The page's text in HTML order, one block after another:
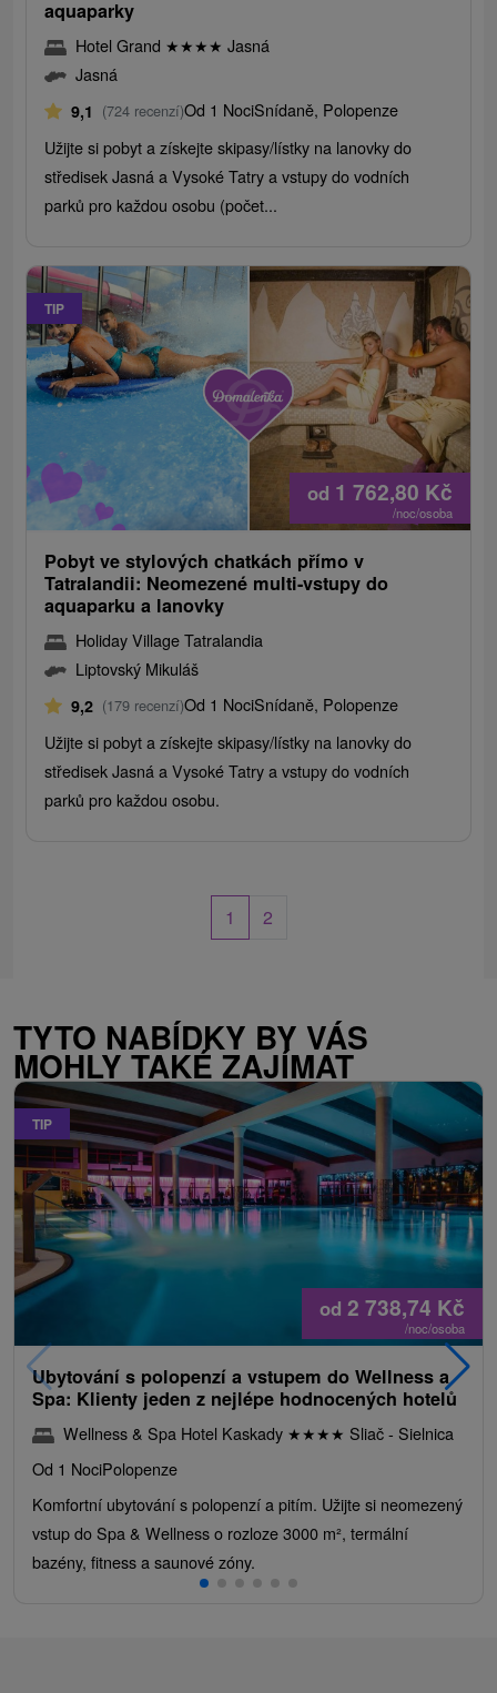
aquaparky
Hotel Grand ★★★★ Jasná
Jasná
9,1 (724 recenzí)Od 1 NociSnídaně, Polopenze
Užijte si pobyt a získejte skipasy/lístky na lanovky do
středisek Jasná a Vysoké Tatry a vstupy do vodních
parků pro každou osobu (počet...
TIP
od 1 762,80 Kč
/noc/osoba
Pobyt ve stylových chatkách přímo v
Tatralandii: Neomezené multi-vstupy do
aquaparku a lanovky
Holiday Village Tatralandia
Liptovský Mikuláš
9,2 (179 recenzí)Od 1 NociSnídaně, Polopenze
Užijte si pobyt a získejte skipasy/lístky na lanovky do
středisek Jasná a Vysoké Tatry a vstupy do vodních
parků pro každou osobu.
1 2
TYTO NABÍDKY BY VÁS
MOHLY TAKÉ ZAJÍMAT
TIP
od 2 738,74 Kč
/noc/osoba
Ubytování s polopenzí a vstupem do Wellness a
Spa: Klienty jeden z nejlépe hodnocených hotelů
Wellness & Spa Hotel Kaskady ★★★★ Sliač - Sielnica
Od 1 NociPolopenze
Komfortní ubytování s polopenzí a pitím. Užijte si neomezený
vstup do Spa & Wellness o rozloze 3000 m², termální
bazény, fitness a saunové zóny.